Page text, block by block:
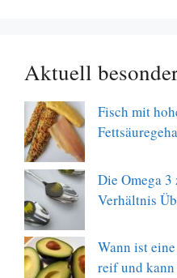
Aktuell
Fisch mit
Die Omega 3
Verhältnis
Wann ist
reif und kann